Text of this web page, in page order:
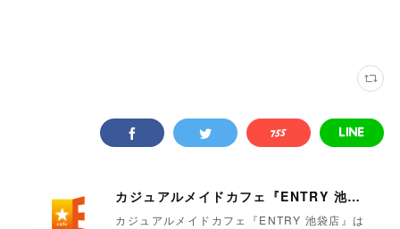
カジュアルメイドカフェ『ENTRY 池袋店』
カジュアルメイドカフェ『ENTRY 池袋店』は